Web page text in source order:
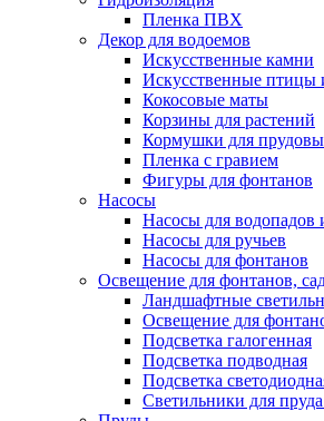
Пленка ПВХ
Декор для водоемов
Искусственные камни
Искусственные птицы
Кокосовые маты
Корзины для растений
Кормушки для
Пленка с гравием
Фигуры для фонтанов
Насосы
Насосы для водопадов
Насосы для ручьев
Насосы для фонтанов
Освещение для фонтанов,
Ландшафтные
Освещение для
Подсветка галогенная
Подсветка подводная
Подсветка
Светильники для пруда